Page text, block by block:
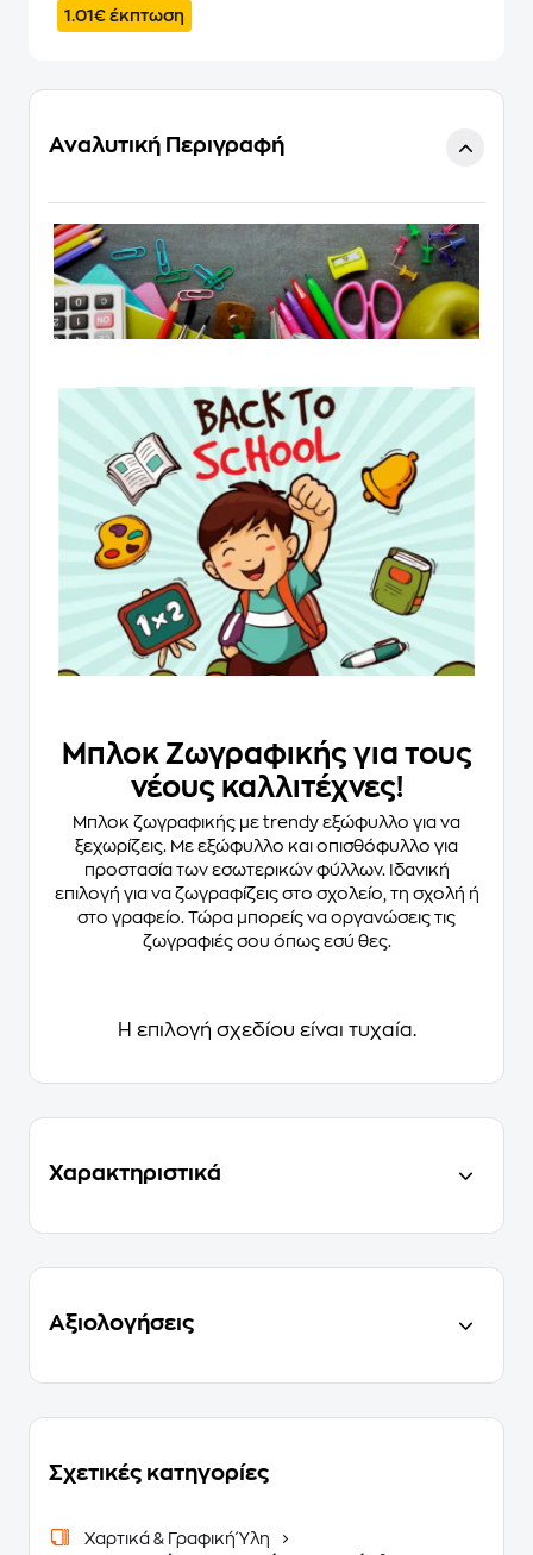
1.01€ έκπτωση
Αναλυτική Περιγραφή
Μπλοκ Ζωγραφικής για τους
νέους καλλιτέχνες!
Μπλοκ ζωγραφικής με trendy εξώφυλλο για να
ξεχωρίζεις. Με εξώφυλλο και οπισθόφυλλο για
προστασία των εσωτερικών φύλλων. Ιδανική
επιλογή για να ζωγραφίζεις στο σχολείο, τη σχολή ή
στο γραφείο. Τώρα μπορείς να οργανώσεις τις
ζωγραφιές σου όπως εσύ θες.
Η επιλογή σχεδίου είναι τυχαία.
Χαρακτηριστικά
Αξιολογήσεις
Σχετικές κατηγορίες
Χαρτικά & Γραφική Ύλη